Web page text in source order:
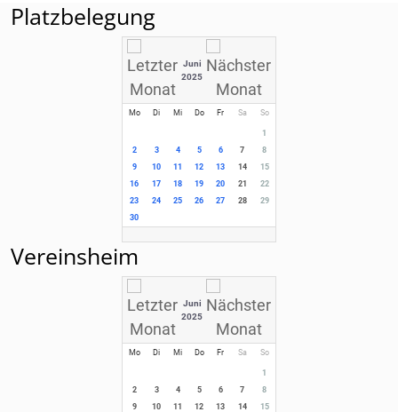
Platzbelegung
Juni
2025
Mo Di Mi Do Fr Sa So
1
2
3 4 5 6 7
8
9
10 11 12 13 14
15
16
17 18 19 20 21
22
23
24 25 26 27 28
29
30
Vereinsheim
Juni
2025
Mo Di Mi Do Fr Sa So
1
2
3 4 5 6 7
8
9
10 11 12 13 14
15